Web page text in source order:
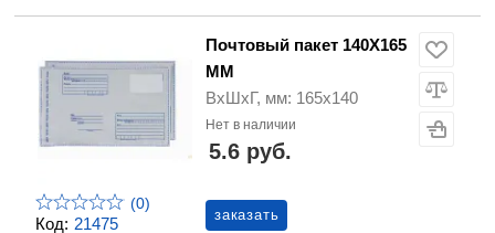
Код: 21475
(0)
Почтовый пакет 140Х165
ММ
ВхШхГ, мм: 165х140
Нет в наличии
5.6 руб.
заказать